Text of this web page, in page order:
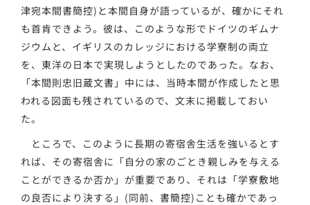
津宛本間書簡控)と本間自身が語っているが、確かにそれ
も首肯できよう。彼は、このような形でドイツのギムナ
ジウムと、イギリスのカレッジにおける学寮制の両立
を、東洋の日本で実現しようとしたのであった。なお、
「本間則忠旧蔵文書」中には、当時本間が作成したと思
われる図面も残されているので、文末に掲載しておい
た。
ところで、このように長期の寄宿舎生活を強いるとす
れば、その寄宿舎に「自分の家のごとき親しみを与える
ことができるか否か」が重要であり、それは「学寮敷地
の良否により決する」(同前、書簡控)ことも確かであっ